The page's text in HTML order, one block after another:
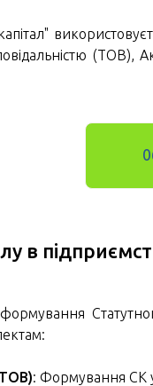
(ТОВ),
в
: Формування СК